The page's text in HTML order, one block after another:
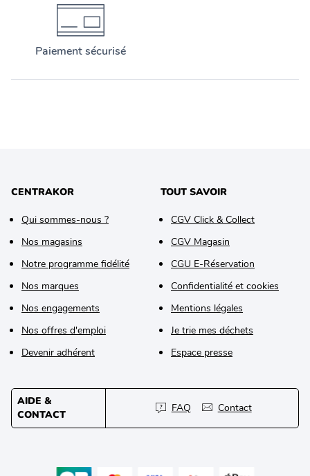
Paiement sécurisé
CENTRAKOR
Qui sommes-nous ?
Nos magasins
Notre programme fidélité
Nos marques
Nos engagements
Nos offres d'emploi
Devenir adhérent
TOUT SAVOIR
CGV Click & Collect
CGV Magasin
CGU E-Réservation
Confidentialité et cookies
Mentions légales
Je trie mes déchets
Espace presse
AIDE &
CONTACT
FAQ Contact